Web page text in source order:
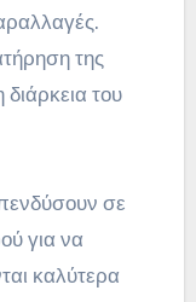
της
του
σε
για να
καλύτερα